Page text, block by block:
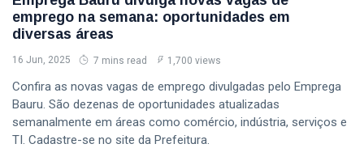
emprego na semana: oportunidades em
diversas áreas
16 Jun, 2025 7 mins read 1,700 views
Confira as novas vagas de emprego divulgadas pelo Emprega
Bauru. São dezenas de oportunidades atualizadas
semanalmente em áreas como comércio, indústria, serviços e
TI. Cadastre-se no site da Prefeitura.